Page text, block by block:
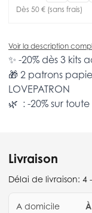
Dès 50 € (sans frais)
Voir la description
✨ -20% dès 3
🎁 2 patrons
LOVEPATRON
🌿 : -20% sur
Livraison
Délai de livraison: 4
A domicile